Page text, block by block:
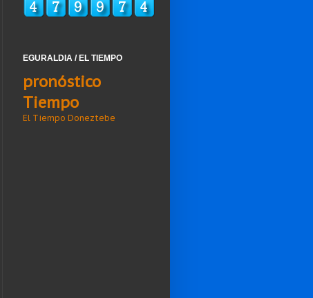
EGURALDIA / EL TIEMPO
pronóstico
Tiempo
El Tiempo Doneztebe